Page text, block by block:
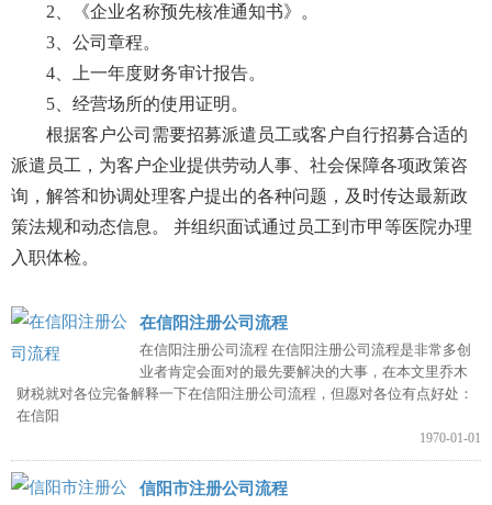
2、《企业名称预先核准通知书》。
3、公司章程。
4、上一年度财务审计报告。
5、经营场所的使用证明。
根据客户公司需要招募派遣员工或客户自行招募合适的
派遣员工，为客户企业提供劳动人事、社会保障各项政策咨
询，解答和协调处理客户提出的各种问题，及时传达最新政
策法规和动态信息。 并组织面试通过员工到市甲等医院办理
入职体检。
在信阳注册公司流程
在信阳注册公司流程 在信阳注册公司流程是非常多创
业者肯定会面对的最先要解决的大事，在本文里乔木
财税就对各位完备解释一下在信阳注册公司流程，但愿对各位有点好处：
在信阳
1970-01-01
信阳市注册公司流程